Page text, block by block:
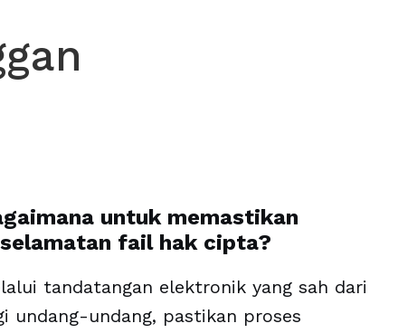
untuk memastikan
fail hak cipta?
tandatangan elektronik yang sah dari
undang-undang, pastikan proses